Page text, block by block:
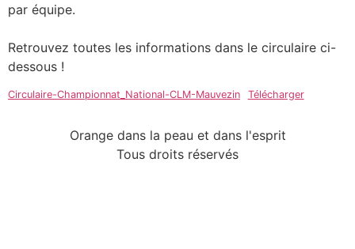
par équipe.
Retrouvez toutes les informations dans le circulaire ci-
dessous !
Circulaire-Championnat_National-CLM-Mauvezin Télécharger
Orange dans la peau et dans l'esprit
Tous droits réservés